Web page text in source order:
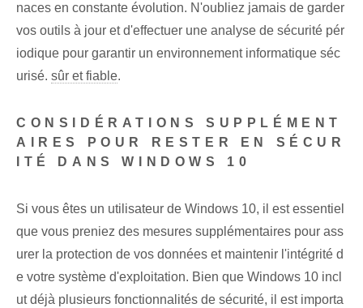
naces en constante évolution. N'oubliez jamais de garder
vos outils à jour et d'effectuer une analyse de sécurité pér
iodique pour garantir un environnement informatique séc
urisé. sûr et fiable.
CONSIDÉRATIONS SUPPLÉMENT
AIRES POUR RESTER EN SÉCUR
ITÉ DANS WINDOWS 10
Si vous êtes un utilisateur de Windows 10, il est essentiel
que vous preniez des mesures supplémentaires pour ass
urer la protection de vos données et maintenir l'intégrité d
e votre système d'exploitation. Bien que Windows 10 incl
ut déjà ⁤plusieurs⁢ fonctionnalités de sécurité, il est importa